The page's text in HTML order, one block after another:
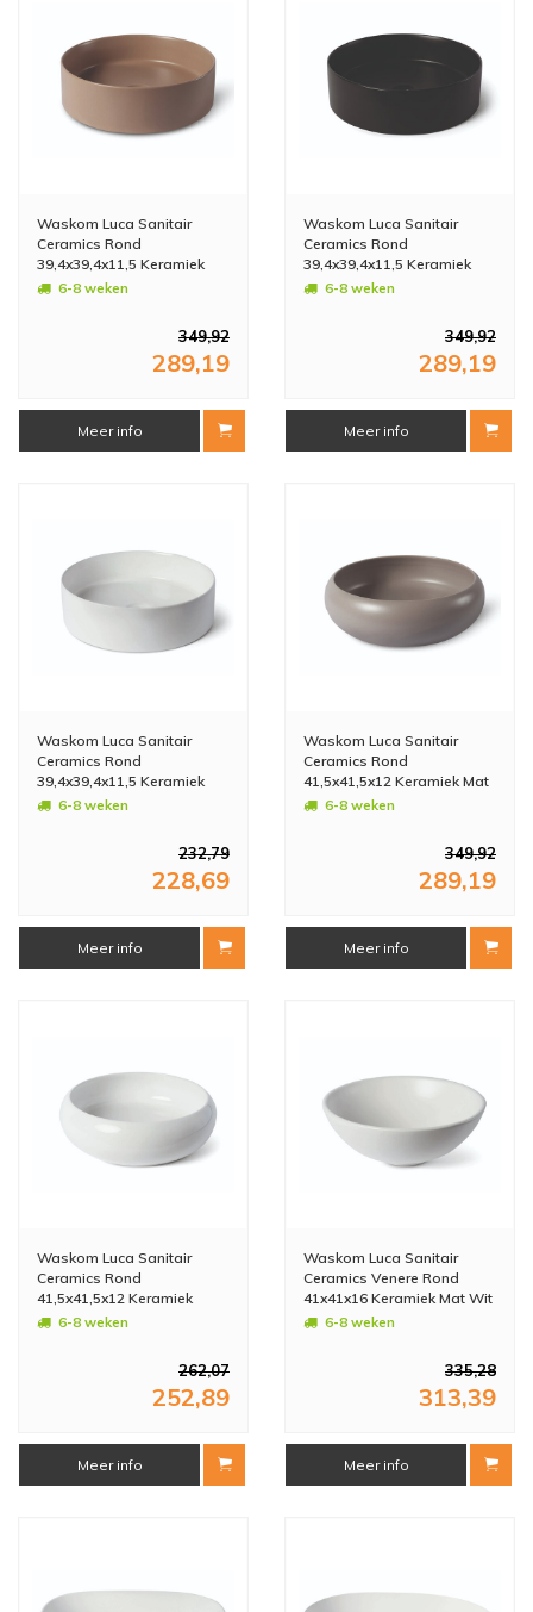
Waskom Luca Sanitair
Ceramics Rond
39,4x39,4x11,5 Keramiek
Mat Cappuccino
6-8 weken
349,92
289,19
Meer info
Waskom Luca Sanitair
Ceramics Rond
39,4x39,4x11,5 Keramiek
Mat Zwart
6-8 weken
349,92
289,19
Meer info
Waskom Luca Sanitair
Ceramics Rond
39,4x39,4x11,5 Keramiek
Glans Wit
6-8 weken
232,79
228,69
Meer info
Waskom Luca Sanitair
Ceramics Rond
41,5x41,5x12 Keramiek Mat
Lichtgrijs
6-8 weken
349,92
289,19
Meer info
Waskom Luca Sanitair
Ceramics Rond
41,5x41,5x12 Keramiek
Glans Wit
6-8 weken
262,07
252,89
Meer info
Waskom Luca Sanitair
Ceramics Venere Rond
41x41x16 Keramiek Mat Wit
6-8 weken
335,28
313,39
Meer info